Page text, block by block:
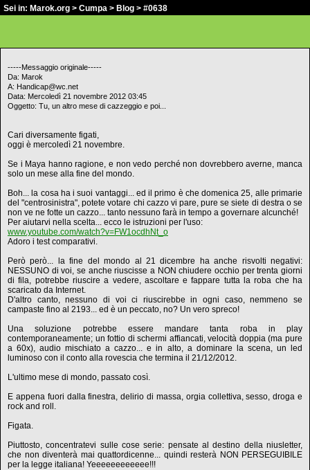
Sei in: Marok.org > Cumpa > Blog > #0638
-----Messaggio originale-----
Da: Marok
A: Handicap@wc.net
Data: Mercoledì 21 novembre 2012 03:45
Oggetto: Tu, un altro mese di cazzeggio e poi...
Cari diversamente figati,
oggi è mercoledì 21 novembre.
Se i Maya hanno ragione, e non vedo perché non dovrebbero averne, manca
solo un mese alla fine del mondo.
Boh... la cosa ha i suoi vantaggi... ed il primo è che domenica 25, alle primarie
del "centrosinistra", potete votare chi cazzo vi pare, pure se siete di destra o se
non ve ne fotte un cazzo... tanto nessuno farà in tempo a governare alcunché!
Per aiutarvi nella scelta... ecco le istruzioni per l'uso:
www.youtube.com/watch?v=FW1ocdhNt_o
Adoro i test comparativi.
Però però... la fine del mondo al 21 dicembre ha anche risvolti negativi:
NESSUNO di voi, se anche riuscisse a NON chiudere occhio per trenta giorni
di fila, potrebbe riuscire a vedere, ascoltare e fappare tutta la roba che ha
scaricato da Internet.
D'altro canto, nessuno di voi ci riuscirebbe in ogni caso, nemmeno se
campaste fino al 2193... ed è un peccato, no? Un vero spreco!
Una soluzione potrebbe essere mandare tanta roba in play
contemporaneamente; un fottio di schermi affiancati, velocità doppia (ma pure
a 60x), audio mischiato a cazzo... e in alto, a dominare la scena, un led
luminoso con il conto alla rovescia che termina il 21/12/2012.
L'ultimo mese di mondo, passato così.
E appena fuori dalla finestra, delirio di massa, orgia collettiva, sesso, droga e
rock and roll.
Figata.
Piuttosto, concentratevi sulle cose serie: pensate al destino della niusletter,
che non diventerà mai quattordicenne... quindi resterà NON PERSEGUIBILE
per la legge italiana! Yeeeeeeeeeeee!!!